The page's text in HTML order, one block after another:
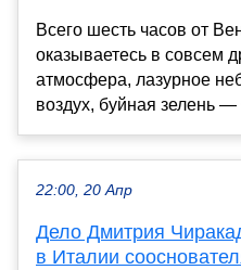
Всего шесть часов от
оказываетесь в совсем
атмосфера, лазурное
воздух, буйная зелень —
22:00, 20 Апр
Дело Дмитрия
в Италии